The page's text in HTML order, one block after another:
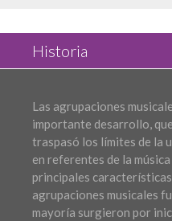
Historia
Las agrupaciones
importante desarrollo,
traspasó los límites de la
en referentes de la
principales
agrupaciones musicales
mayoría surgieron por